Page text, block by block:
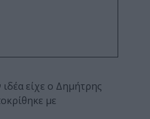
ιδέα είχε ο Δημήτρης
με